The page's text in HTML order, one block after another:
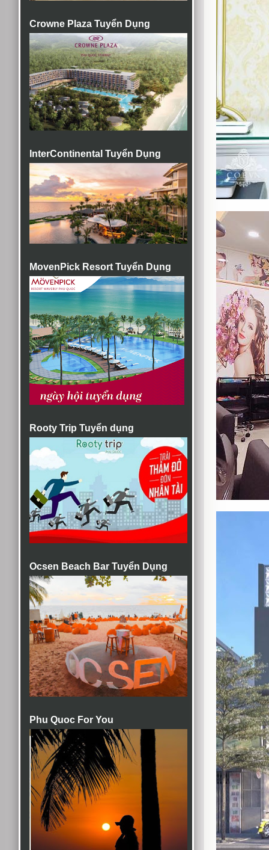
Crowne Plaza Tuyển Dụng
InterContinental Tuyển Dụng
MovenPick Resort Tuyển Dụng
Rooty Trip Tuyển dụng
Ocsen Beach Bar Tuyển Dụng
Phu Quoc For You